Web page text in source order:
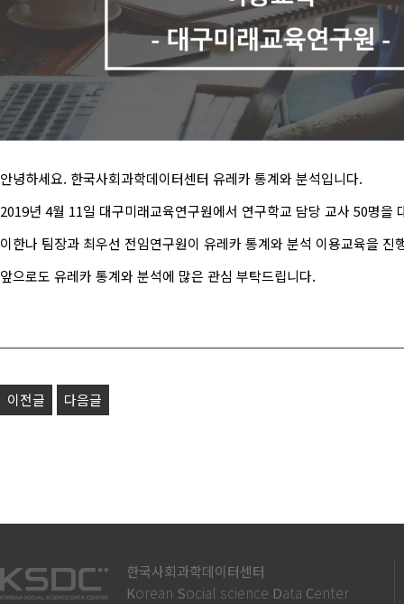
안녕하세요. 한국사회과학데이터센터 유레카 통계와 분석입니다.
2019년 4월 11일 대구미래교육연구원에서 연구학교 담당 교사 50명을
이한나 팀장과 최우선 전임연구원이 유레카 통계와 분석 이용교육을 진
앞으로도 유레카 통계와 분석에 많은 관심 부탁드립니다.
이전글 다음글
한국사회과학데이터센터
Korean Social science Data Center